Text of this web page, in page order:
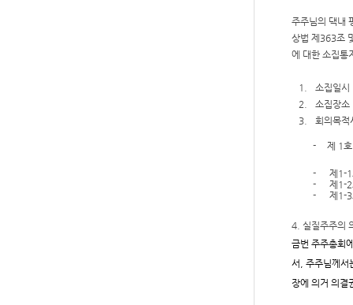
주주님의 댁내
상법 제 363조
에 대한 소집통
1. 소집일시
2.
소집장소
3.
회의목
- 제 1
- 제 1-1
-
제 1-2
-
제 1-3
4. 실질주주의
금번 주주총회
서
주주님께서
장에 의거 의결